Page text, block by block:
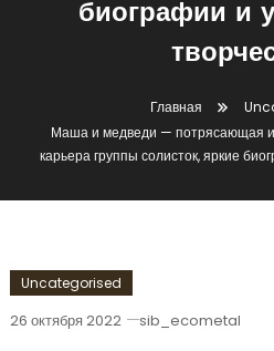
биографии и
Главная
Маша и медведи — потрясающая
карьера группы солисток, яркие
Uncategorised
26 октября 2022 sib_ecometal